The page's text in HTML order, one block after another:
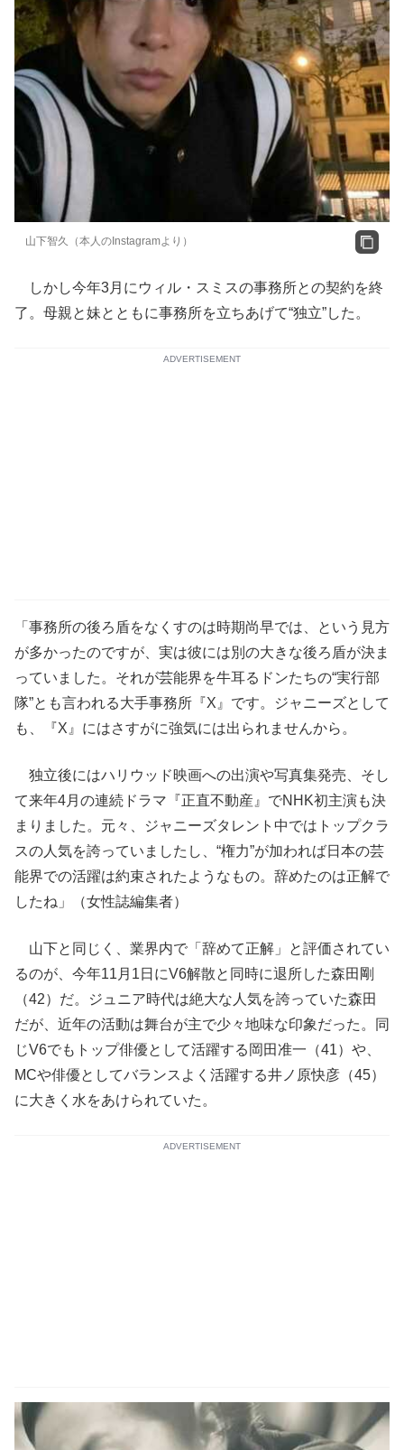
山下智久（本人のInstagramより）
しかし今年3月にウィル・スミスの事務所との契約を終
了。母親と妹とともに事務所を立ちあげて“独立”した。
ADVERTISEMENT
「事務所の後ろ盾をなくすのは時期尚早では、という見方
が多かったのですが、実は彼には別の大きな後ろ盾が決ま
っていました。それが芸能界を牛耳るドンたちの“実行部
隊”とも言われる大手事務所『X』です。ジャニーズとして
も、『X』にはさすがに強気には出られませんから。
独立後にはハリウッド映画への出演や写真集発売、そし
て来年4月の連続ドラマ『正直不動産』でNHK初主演も決
まりました。元々、ジャニーズタレント中ではトップクラ
スの人気を誇っていましたし、“権力”が加われば日本の芸
能界での活躍は約束されたようなもの。辞めたのは正解で
したね」（女性誌編集者）
山下と同じく、業界内で「辞めて正解」と評価されてい
るのが、今年11月1日にV6解散と同時に退所した森田剛
（42）だ。ジュニア時代は絶大な人気を誇っていた森田
だが、近年の活動は舞台が主で少々地味な印象だった。同
じV6でもトップ俳優として活躍する岡田准一（41）や、
MCや俳優としてバランスよく活躍する井ノ原快彦（45）
に大きく水をあけられていた。
ADVERTISEMENT